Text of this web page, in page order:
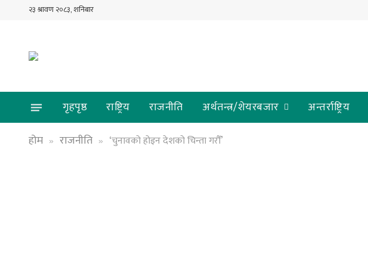
२३ श्रावण २०८३, शनिबार
गृहपृष्ठ राष्ट्रिय राजनीति अर्थतन्त्र/शेयरबजार अन्तर्राष्ट्रिय
होम
» राजनीति » ‘चुनावको होइन देशको चिन्ता गरौँ’